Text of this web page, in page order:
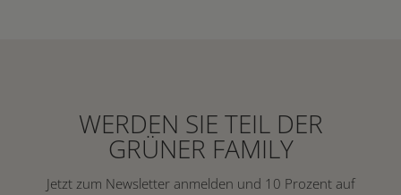
WERDEN SIE TEIL DER
GRÜNER FAMILY
Jetzt zum Newsletter anmelden und 10 Prozent auf